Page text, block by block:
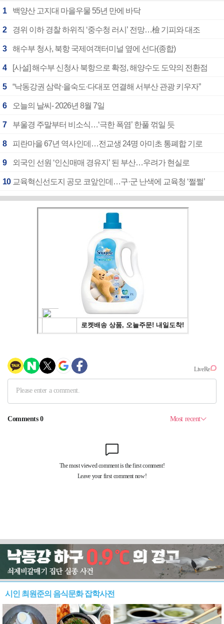
1 백양산 고지대 마을우물 55년 만에 바닥
2 경위 이하 경찰 하위직 ‘중수청 러시’ 전망…檢 기피와 대조
3 해수부 청사, 북항 국제여객터미널 옆에 선다(종합)
4 [사설] 해수부 신청사 북항으로 확정, 해양수도 도약의 전환점
5 “낙동강권 삼락·을숙도·다대포 연결해 서부산 관광 키우자”
6 오늘의 날씨- 2026년 8월 7일
7 부울경 주말부터 비소식…‘극한 폭염’ 한풀 꺾일 듯
8 피란마을 67년 역사인데…전교생 24명 아미초 통폐합 기로
9 외국인 선원 ‘인신매매 경유지’ 된 부산…우려가 현실로
10 교육혁신선도지 공모 코앞인데…구·군 난색에 교육청 ‘쩔쩔’
시인 최원준의 음식문화 잡학사전